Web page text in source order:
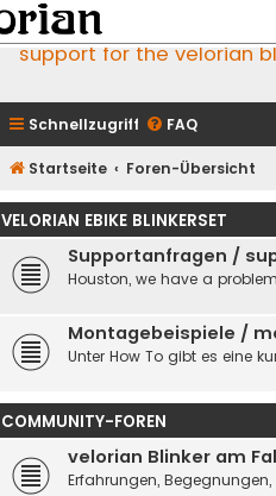
support for the velorian
Schnellzugriff FAQ
Startseite Foren-Übersicht
VELORIAN EBIKE BLINKERSET
Supportanfragen /
Houston, we have a problem
Montagebeispiele /
Unter How To gibt es eine
COMMUNITY-FOREN
velorian Blinker am
Erfahrungen,